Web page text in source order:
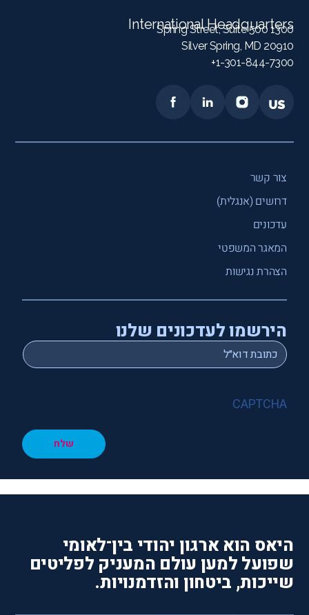
International Headquarters
1300 Spring Street, Suite 500
Silver Spring, MD 20910
1-301-844-7300+
צור קשר
דרושים (אנגלית)
עדכונים
המאגר המשפטי
הצהרת נגישות
הירשמו לעדכונים שלנו
Email
*
CAPTCHA
שלח
היאס הוא ארגון יהודי בין־לאומי
שפועל למען עולם המעניק לפליטים
שייכות, ביטחון והזדמנויות.